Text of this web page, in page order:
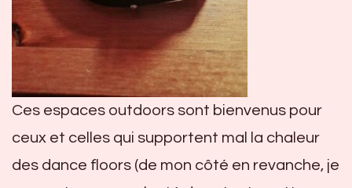
Ces espaces outdoors sont bienvenus pour
ceux et celles qui supportent mal la chaleur
des dance floors (de mon côté en revanche, je